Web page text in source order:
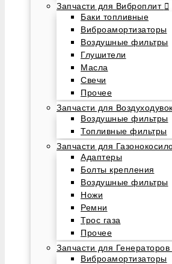
Запчасти для Виброплит
Баки топливные
Виброамортизаторы
Воздушные фильтры
Глушители
Масла
Свечи
Прочее
Запчасти для Воздуходувок
Воздушные фильтры
Топливные фильтры
Запчасти для
Адаптеры
Болты крепления
Воздушные фильтры
Ножи
Ремни
Трос газа
Прочее
Запчасти для Генераторов
Виброамортизаторы